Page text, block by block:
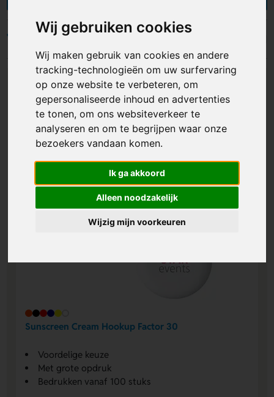
Wij gebruiken cookies
Wij maken gebruik van cookies en andere
tracking-technologieën om uw surfervaring
op onze website te verbeteren, om
gepersonaliseerde inhoud en advertenties
te tonen, om ons websiteverkeer te
analyseren en om te begrijpen waar onze
bezoekers vandaan komen.
Ik ga akkoord
Alleen noodzakelijk
Wijzig mijn voorkeuren
zomercampagne, op straat of aan personeel dat
op vakantie gaat. Zo bescherm je je relaties
tegen de zon én maak je je merk zichtbaar tijdens
het insmeren. Bestel snel en ontvang gratis een
digitale drukproef. Bekijk ons assortiment.
Sunscreen Cream Hookup Factor 30
Voordelige keuze
Met grote opdruk
Bedrukken vanaf 100 stuks